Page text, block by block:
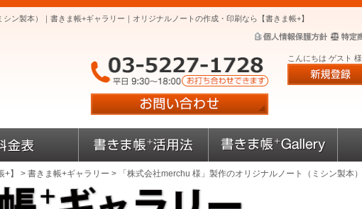
ン製本）｜書きま帳+ギャラリー｜オリジナルノートの作成・印刷なら【書きま帳+】
こんにちは ゲスト 様
】 > 書きま帳+ギャラリー > 「株式会社merchu 様」製作のオリジナルノート（ミシン製本）